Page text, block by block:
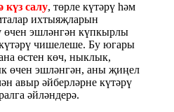
күз салу, төрле күтәрү һәм
ихтыяҗларын
өчен эшләнгән күпкырлы
чишелеше. Бу югары
өстен көч, ныклык,
өчен эшләнгән, аны җиңел
авыр әйберләрне күтәрү
әйләндерә.